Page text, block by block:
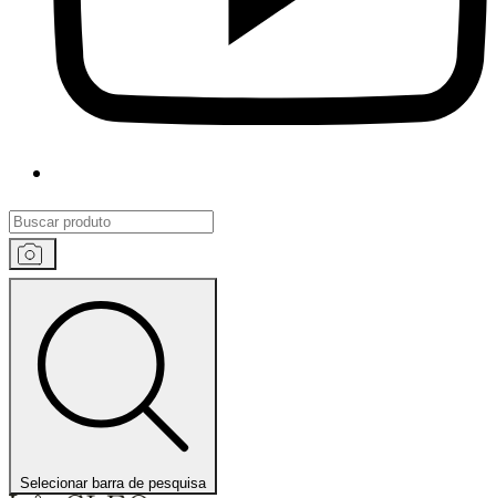
Selecionar barra de pesquisa